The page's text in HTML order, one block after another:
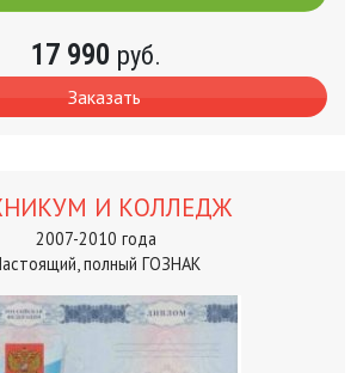
17 990 руб.
Заказать
И КОЛЛЕДЖ
2007-2010 года
полный ГОЗНАК